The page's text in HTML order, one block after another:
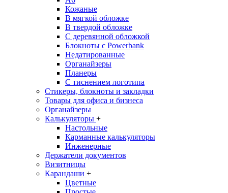
Кожаные
В мягкой обложке
В твердой обложке
С деревянной обложкой
Блокноты с Powerbank
Недатированные
Органайзеры
Планеры
С тиснением логотипа
Стикеры, блокноты и закладки
Товары для офиса и бизнеса
Органайзеры
Калькуляторы +
Настольные
Карманные калькуляторы
Инженерные
Держатели документов
Визитницы
Карандаши +
Цветные